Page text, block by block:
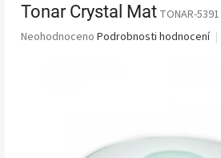
Tonar Crystal Mat TONAR-5391
Průměrné
Neohodnoceno Podrobnosti hodnocení